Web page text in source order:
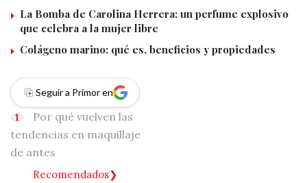
La Bomba de Carolina Herrera: un perfume explosivo
que celebra a la mujer libre
Colágeno marino: qué es, beneficios y propiedades
Seguir a Primor en
Por qué vuelven las
tendencias en maquillaje
de antes
Recomendados